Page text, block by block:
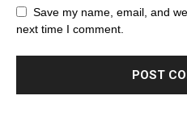
Save my name, email, and
next time I comment.